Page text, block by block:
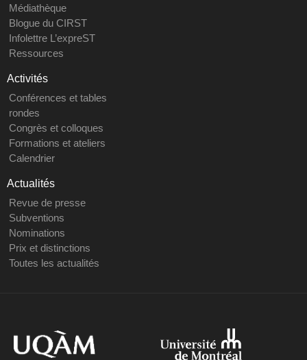
Médiathèque
Blogue du CIRST
Infolettre L’expreST
Ressources
Activités
Conférences et tables
rondes
Congrès et colloques
Formations et ateliers
Calendrier
Actualités
Revue de presse
Subventions
Nominations
Prix et distinctions
Toutes les actualités